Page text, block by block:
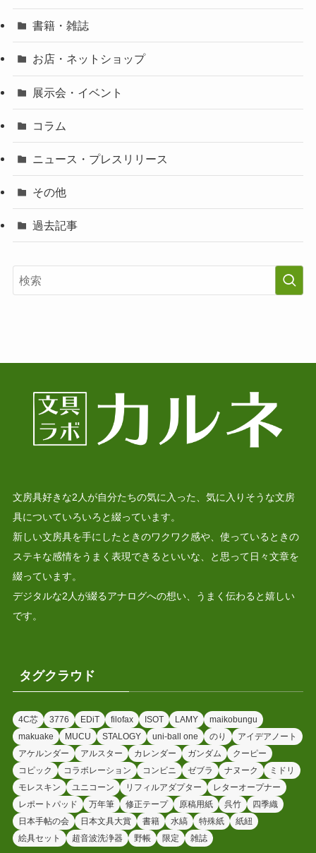
書籍・雑誌
お店・ネットショップ
展示会・イベント
コラム
ニュース・プレスリリース
その他
過去記事
文房具好きな2人が自分たちの気に入った、気に入りそうな文房
具についていろいろと綴っています。
新しい文房具を手にしたときのワクワク感や、使っているときの
ステキな感情をうまく表現できるといいな、と思って日々文章を
綴っています。
デジタルな2人が綴るアナログへの想い、うまく伝わると嬉しい
です。
タグクラウド
4C芯 3776 EDiT filofax ISOT LAMY
maikobungu
makuake
MUCU STALOGY uni-ball one のり
アイデアノート
アケルンダー
アルスター カレンダー ガンダム
クーピー
コピック
コラボレーション コンビニ ゼブラ ナヌーク
ミドリ
モレスキン
ユニコーン リフィルアダプター
レターオープナー
レポートパッド
万年筆 修正テープ 原稿用紙 呉竹
四季織
日本手帖の会
日本文具大賞 書籍 水縞 特殊紙
紙紐
絵具セット
超音波洗浄器 野帳 限定 雑誌